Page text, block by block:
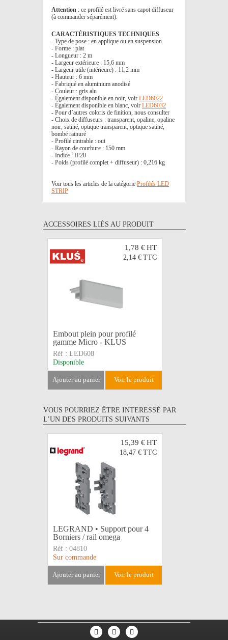
Attention : ce profilé est livré sans capot diffuseur
(à commander séparément).
CARACTÉRISTIQUES TECHNIQUES
- Type de pose : en applique ou en suspension
- Forme : plat
- Longueur : 2 m
- Largeur extérieure : 15,6 mm
- Largeur utile (intérieure) : 11,2 mm
- Hauteur : 6 mm
- Fabriqué en aluminium anodisé
- Couleur : gris alu
- Également disponible en noir, voir LED6022
- Également disponible en blanc, voir LED6032
- Pour d’autres coloris de finition, nous consulter
- Choix de diffuseurs : transparent, opaline, opaline
noir, satiné, optique transparent, optique satiné,
bombé rainuré
- Profilé cintrable : oui
- Rayon de courbure : 150 mm
- Indice : IP20
- Poids (profilé complet + diffuseur) : 0,216 kg
Voir tous les articles de la catégorie Profilés LED
STRIP
ACCESSOIRES LIÉS AU PRODUIT
1,78 €HT
2,14 € TTC
Embout plein pour profilé
gamme Micro - KLUS
Réf : LED608
Disponible
ajouter au panier voir le produit
VOUS POURRIEZ ÊTRE INTERESSÉ PAR
L’UN DES PRODUITS SUIVANTS
15,39 €HT
18,47 € TTC
LEGRAND • Support pour 4
Borniers / rail omega
Réf : 04810
Sur commande
ajouter au panier voir le produit